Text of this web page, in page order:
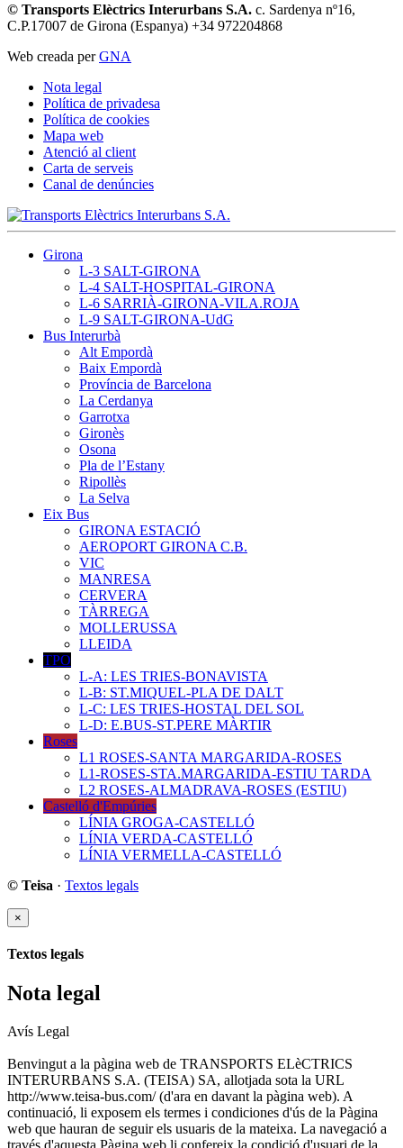
© Transports Elèctrics Interurbans S.A. c. Sardenya nº16,
C.P.17007 de Girona (Espanya) +34 972204868
Web creada perGNA
Nota legal
Política de privadesa
Política de cookies
Mapa web
Atenció al client
Carta de serveis
Canal de denúncies
Girona
L-3 SALT-GIRONA
L-4 SALT-HOSPITAL-GIRONA
L-6 SARRIÀ-GIRONA-VILA.ROJA
L-9 SALT-GIRONA-UdG
Bus Interurbà
Alt Empordà
Baix Empordà
Província de Barcelona
La Cerdanya
Garrotxa
Gironès
Osona
Pla de l’Estany
Ripollès
La Selva
Eix Bus
GIRONA ESTACIÓ
AEROPORT GIRONA C.B.
VIC
MANRESA
CERVERA
TÀRREGA
MOLLERUSSA
LLEIDA
TPO
L-A: LES TRIES-BONAVISTA
L-B: ST.MIQUEL-PLA DE DALT
L-C: LES TRIES-HOSTAL DEL SOL
L-D: E.BUS-ST.PERE MÀRTIR
Roses
L1 ROSES-SANTA MARGARIDA-ROSES
L1-ROSES-STA.MARGARIDA-ESTIU TARDA
L2 ROSES-ALMADRAVA-ROSES (ESTIU)
Castelló d'Empúries
LÍNIA GROGA-CASTELLÓ
LÍNIA VERDA-CASTELLÓ
LÍNIA VERMELLA-CASTELLÓ
© Teisa · Textos legals
×
Textos legals
Nota legal
Avís Legal
Benvingut a la pàgina web de TRANSPORTS ELèCTRICS
INTERURBANS S.A. (TEISA) SA, allotjada sota la URL
http://www.teisa-bus.com/ (d'ara en davant la pàgina web). A
continuació, li exposem els termes i condiciones d'ús de la Pàgina
web que hauran de seguir els usuaris de la mateixa. La navegació a
través d'aquesta Pàgina web li confereix la condició d'usuari de la